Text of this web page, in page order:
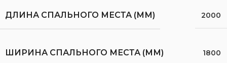
ДЛИНА СПАЛЬНОГО МЕСТА (ММ) 2000
ШИРИНА СПАЛЬНОГО МЕСТА (ММ) 1800